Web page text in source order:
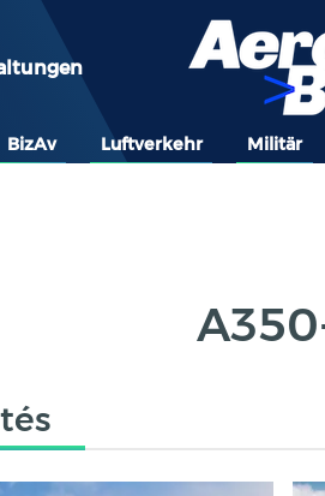
BizAv Luftverkehr Militär